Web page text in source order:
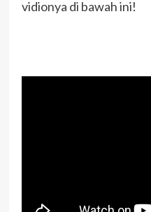
vidionya di bawah ini!